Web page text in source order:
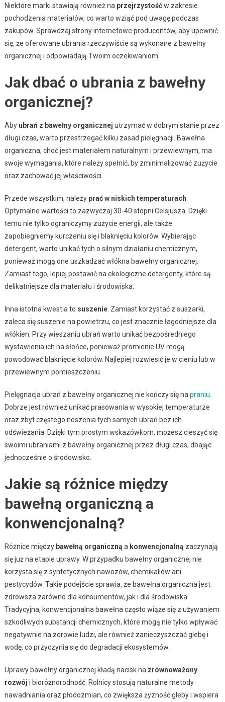
Niektóre marki stawiają również na przejrzystośćw zakresie
pochodzenia materiałów, co warto wziąć pod uwagę podczas
zakupów. Sprawdzaj strony internetowe producentów, aby upewnić
się, że oferowane ubrania rzeczywiście są wykonane z bawełny
organicznej i odpowiadają Twoim oczekiwaniom.
Jak dbać o ubrania z bawełny
organicznej?
Aby ubrań z bawełny organicznej utrzymać w dobrym stanie przez
długi czas, warto przestrzegać kilku zasad pielęgnacji. Bawełna
organiczna, choć jest materiałem naturalnym i przewiewnym, ma
swoje wymagania, które należy spełnić, by zminimalizować zużycie
oraz zachować jej właściwości.
Przede wszystkim, należy prać w niskich temperaturach
Optymalne wartości to zazwyczaj 30-40 stopni Celsjusza. Dzięki
temu nie tylko ograniczymy zużycie energii, ale także
zapobiegniemy kurczeniu się i blaknięciu kolorów. Wybierając
detergent, warto unikać tych o silnym działaniu chemicznym,
ponieważ mogą one uszkadzać włókna bawełny organicznej.
Zamiast tego, lepiej postawić na ekologiczne detergenty, które są
delikatniejsze dla materiału i środowiska.
Inna istotna kwestia to suszenie. Zamiast korzystać z suszarki,
zaleca się suszenie na powietrzu, co jest znacznie łagodniejsze dla
włókien. Przy wieszaniu ubrań warto unikać bezpośredniego
wystawienia ich na słońce, ponieważ promienie UV mogą
powodować blaknięcie kolorów. Najlepiej rozwiesić je w cieniu lub w
przewiewnym pomieszczeniu.
Pielęgnacja ubrań z bawełny organicznej nie kończy się na praniu
Dobrze jest również unikać prasowania w wysokiej temperaturze
oraz zbyt częstego noszenia tych samych ubrań bez ich
odświeżania. Dzięki tym prostym wskazówkom, możesz cieszyć się
swoimi ubraniami z bawełny organicznej przez długi czas, dbając
jednocześnie o środowisko.
Jakie są różnice między
bawełną organiczną a
konwencjonalną?
Różnice między bawełną organiczną a konwencjonalną zaczynają
się już na etapie uprawy. W przypadku bawełny organicznej nie
korzysta się z syntetycznych nawozów, chemikaliów ani
pestycydów. Takie podejście sprawia, że bawełna organiczna jest
zdrowsza zarówno dla konsumentów, jak i dla środowiska.
Tradycyjna, konwencjonalna bawełna często wiąże się z używaniem
szkodliwych substancji chemicznych, które mogą nie tylko wpływać
negatywnie na zdrowie ludzi, ale również zanieczyszczać glebę i
wodę, co przyczynia się do degradacji ekosystemów.
Uprawy bawełny organicznej kładą nacisk na zrównoważony
rozwój i bioróżnorodność. Rolnicy stosują naturalne metody
nawadniania oraz płodozmian, co zwiększa żyzność gleby i wspiera